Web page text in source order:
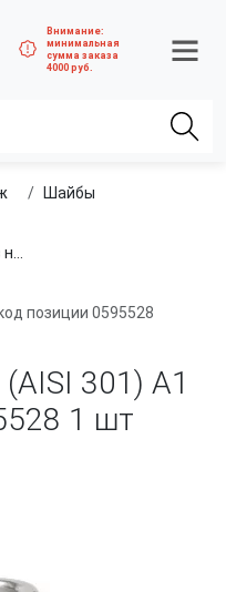
Внимание:
минимальная
сумма заказа
4000 руб.
шайбы
A4
позиции 0595528
301) А1
1 шт